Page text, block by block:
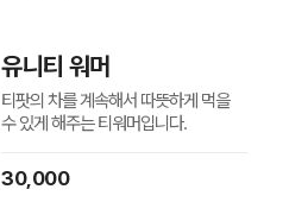
유니티 워머
티팟의 차를 계속해서 따뜻하게 먹을
수 있게 해주는 티워머입니다.
30,000